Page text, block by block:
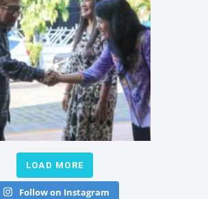
LOAD MORE
Follow on Instagram